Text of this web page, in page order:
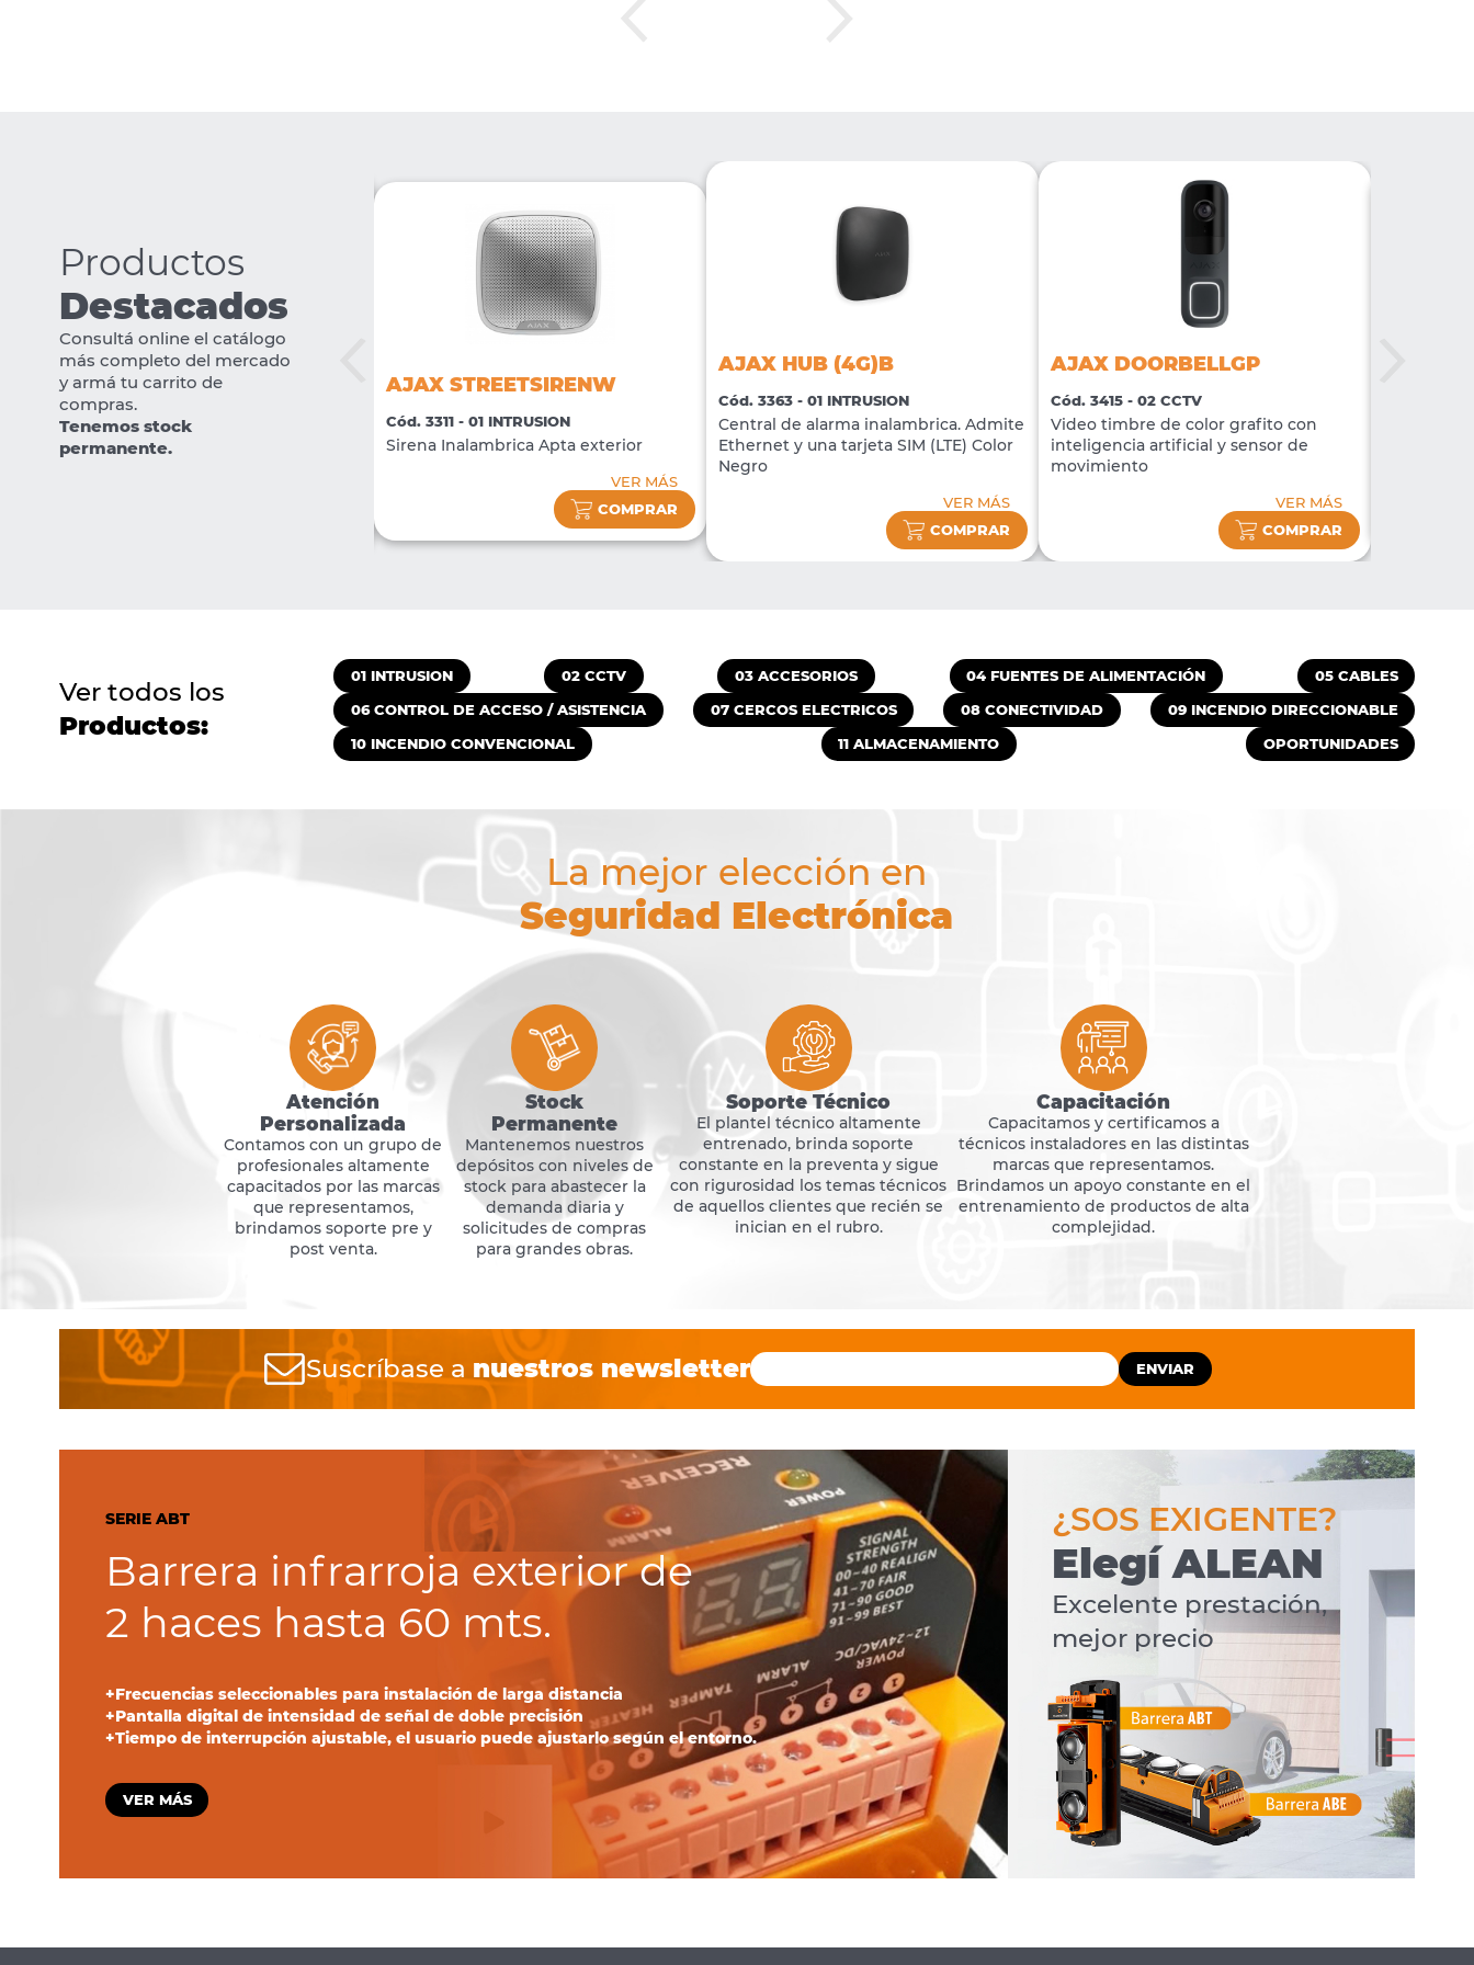
Productos
Destacados
Consultá online el catálogo
más completo del mercado
y armá tu carrito de
compras.
Tenemos stock
permanente.
Takex MS-12TE
Cód. 671 - 01 INTRUSION
Detector Infrarrojo Exterior 1 cabezal
movil MS-12TE 90º x 12 mts. cobertura
AJAX STREETSIRENW
Cód. 3311 - 01 INTRUSION
Sirena Inalambrica Apta exterior
VER MÁS
COMPRAR
AJAX HUB (4G)B
Cód. 3363 - 01 INTRUSION
Central de alarma inalambrica. Admite
Ethernet y una tarjeta SIM (LTE) Color
Negro
VER MÁS
COMPRAR
AJAX DOORBELLGP
Cód. 3415 - 02 CCTV
Video timbre de color grafito con
inteligencia artificial y sensor de
movimiento
VER MÁS
COMPRAR
Ver todos los
Productos:
01 INTRUSION 02 CCTV 03 ACCESORIOS 04 FUENTES DE ALIMENTACIÓN 05 CABLES
06 CONTROL DE ACCESO / ASISTENCIA 07 CERCOS ELECTRICOS 08 CONECTIVIDAD 09 INCENDIO DIRECCIONABLE
10 INCENDIO CONVENCIONAL 11 ALMACENAMIENTO OPORTUNIDADES
La mejor elección en
Seguridad Electrónica
Atención
Personalizada
Contamos con un grupo de
profesionales altamente
capacitados por las marcas
que representamos,
brindamos soporte pre y
post venta.
Stock
Permanente
Mantenemos nuestros
depósitos con niveles de
stock para abastecer la
demanda diaria y
solicitudes de compras
para grandes obras.
Soporte Técnico
El plantel técnico altamente
entrenado, brinda soporte
constante en la preventa y sigue
con rigurosidad los temas técnicos
de aquellos clientes que recién se
inician en el rubro.
Capacitación
Capacitamos y certificamos a
técnicos instaladores en las distintas
marcas que representamos.
Brindamos un apoyo constante en el
entrenamiento de productos de alta
complejidad.
Suscríbase a nuestros newsletter ENVIAR
SERIE ABT
Barrera infrarroja exterior de
2 haces hasta 60 mts.
Frecuencias seleccionables para instalación de larga distancia
Pantalla digital de intensidad de señal de doble precisión
Tiempo de interrupción ajustable, el usuario puede ajustarlo según el entorno.
VER MÁS
¿SOS EXIGENTE?
Elegí ALEAN
Excelente prestación,
mejor precio